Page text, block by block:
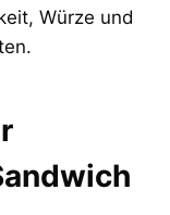
Würze und